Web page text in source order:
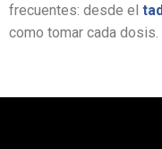
frecuentes: desde el
como tomar cada dosis.